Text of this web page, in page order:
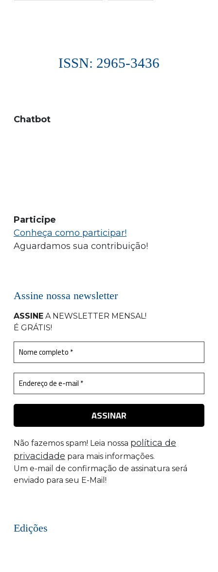
ISSN: 2965-3436
Chatbot
Participe
Conheça como participar!
Aguardamos sua contribuição!
Assine nossa newsletter
ASSINE A NEWSLETTER MENSAL!
É GRÁTIS!
Não fazemos spam! Leia nossa política de
privacidade para mais informações.
Um e-mail de confirmação de assinatura será
enviado para seu E-Mail!
Edições